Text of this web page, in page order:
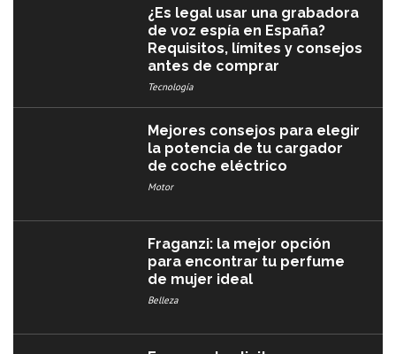
¿Es legal usar una grabadora
de voz espía en España?
Requisitos, límites y consejos
antes de comprar
Tecnología
Mejores consejos para elegir
la potencia de tu cargador
de coche eléctrico
Motor
Fraganzi: la mejor opción
para encontrar tu perfume
de mujer ideal
Belleza